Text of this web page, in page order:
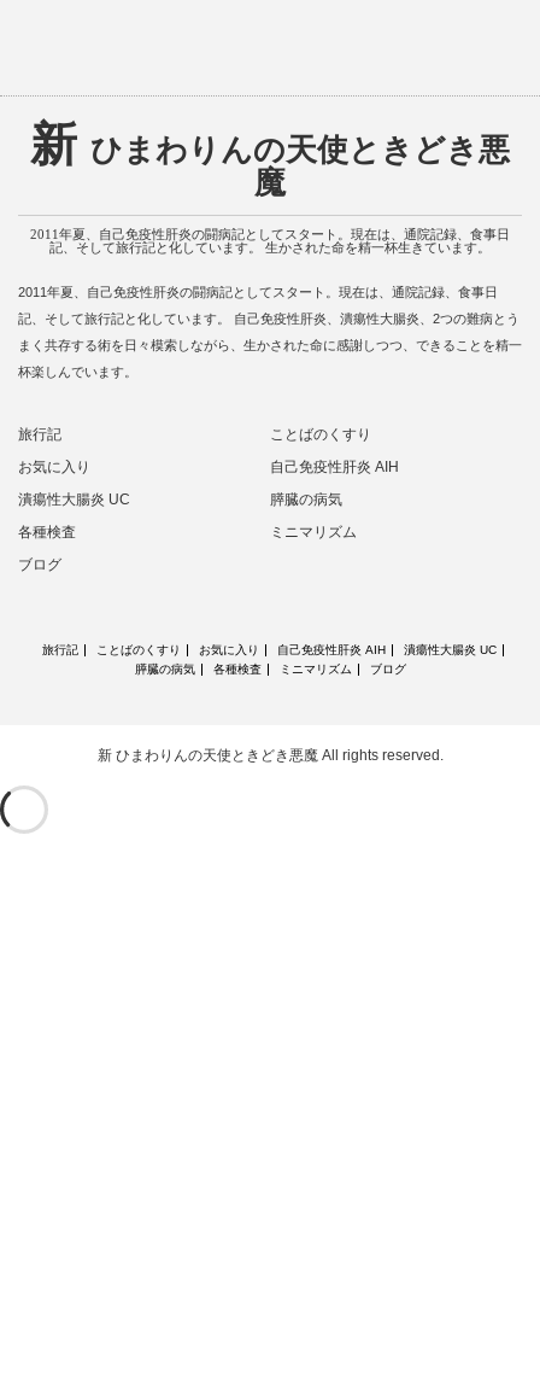
新 ひまわりんの天使ときどき悪
魔
2011年夏、自己免疫性肝炎の闘病記としてスタート。現在は、通院記録、食事日
記、そして旅行記と化しています。 生かされた命を精一杯生きています。
2011年夏、自己免疫性肝炎の闘病記としてスタート。現在は、通院記録、食事日
記、そして旅行記と化しています。 自己免疫性肝炎、潰瘍性大腸炎、2つの難病とう
まく共存する術を日々模索しながら、生かされた命に感謝しつつ、できることを精一
杯楽しんでいます。
旅行記
ことばのくすり
お気に入り
自己免疫性肝炎 AIH
潰瘍性大腸炎 UC
膵臓の病気
各種検査
ミニマリズム
ブログ
旅行記 ことばのくすり お気に入り 自己免疫性肝炎 AIH
潰瘍性大腸炎 UC
膵臓の病気
各種検査 ミニマリズム ブログ
新 ひまわりんの天使ときどき悪魔All rights reserved.